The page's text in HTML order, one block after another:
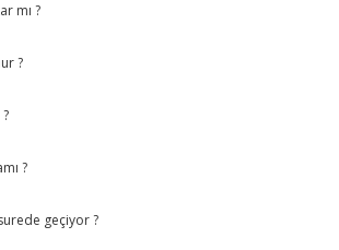
mı ?
?
?
geçiyor ?